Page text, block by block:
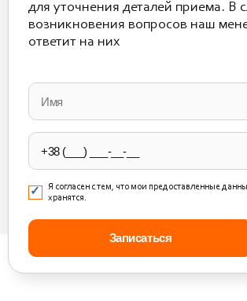
для уточнения деталей приема. В
возникновения вопросов наш
ответит на них
leave
this
field
empty.
Я согласен с тем, что мои предоставленные
хранятся.